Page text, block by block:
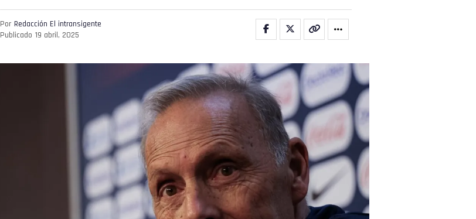
Por Redacción El intransigente
Publicado 19 abril, 2025